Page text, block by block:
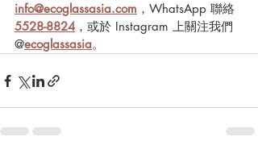
info@ecoglassasia.com ，WhatsApp 聯絡
5528-8824，或於 Instagram 上關注我們
@ecoglassasia。